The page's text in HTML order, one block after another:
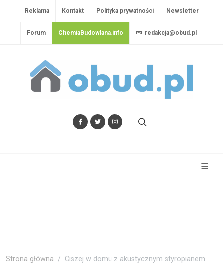
Reklama Kontakt Polityka prywatności Newsletter
Forum ChemiaBudowlana.info redakcja@obud.pl
Strona główna Ciszej w domu z akustycznym styropianem